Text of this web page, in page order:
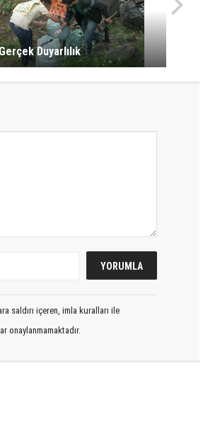
Duyarlılık
saldırı içeren, imla kuralları ile
onaylanmamaktadır.